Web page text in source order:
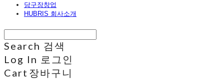
당구장창업
HUBRIS 회사소개
Search 검색
Log In 로그인
Cart 장바구니